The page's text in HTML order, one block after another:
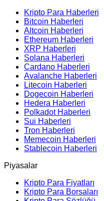
Kripto Para Haberleri
Bitcoin Haberleri
Altcoin Haberleri
Ethereum Haberleri
XRP Haberleri
Solana Haberleri
Cardano Haberleri
Avalanche Haberleri
Litecoin Haberleri
Dogecoin Haberleri
Hedera Haberleri
Polkadot Haberleri
Sui Haberleri
Tron Haberleri
Memecoin Haberleri
Stablecoin Haberleri
Piyasalar
Kripto Para Fiyatları
Kripto Para Borsaları